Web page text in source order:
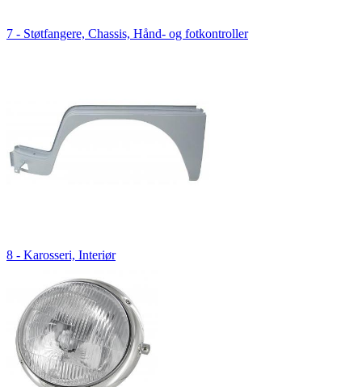
7 - Støtfangere, Chassis, Hånd- og fotkontroller
8 - Karosseri, Interiør